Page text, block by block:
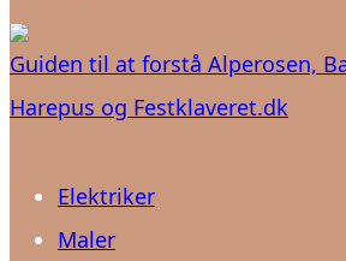
Guiden til at forstå Alperosen,
Harepus og Festklaveret.dk
Elektriker
Maler